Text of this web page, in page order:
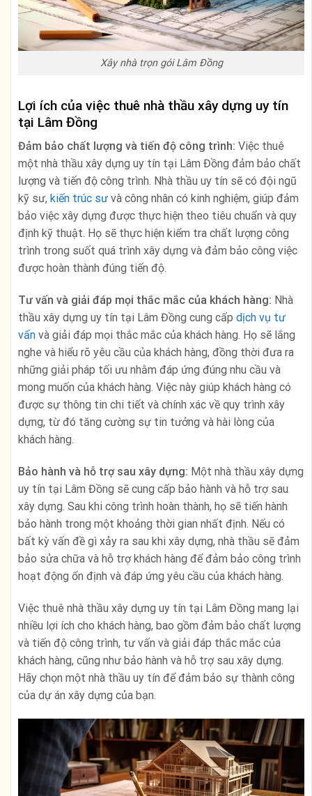
Xây nhà trọn gói Lâm Đồng
Lợi ích của việc thuê nhà thầu xây dựng uy tín
tại Lâm Đồng
Đảm bảo chất lượng và tiến độ công trình: Việc thuê
một nhà thầu xây dựng uy tín tại Lâm Đồng đảm bảo chất
lượng và tiến độ công trình. Nhà thầu uy tín sẽ có đội ngũ
kỹ sư, kiến trúc sư và công nhân có kinh nghiệm, giúp đảm
bảo việc xây dựng được thực hiện theo tiêu chuẩn và quy
định kỹ thuật. Họ sẽ thực hiện kiểm tra chất lượng công
trình trong suốt quá trình xây dựng và đảm bảo công việc
được hoàn thành đúng tiến độ.
Tư vấn và giải đáp mọi thắc mắc của khách hàng: Nhà
thầu xây dựng uy tín tại Lâm Đồng cung cấp dịch vụ tư
vấn và giải đáp mọi thắc mắc của khách hàng. Họ sẽ lắng
nghe và hiểu rõ yêu cầu của khách hàng, đồng thời đưa ra
những giải pháp tối ưu nhằm đáp ứng đúng nhu cầu và
mong muốn của khách hàng. Việc này giúp khách hàng có
được sự thông tin chi tiết và chính xác về quy trình xây
dựng, từ đó tăng cường sự tin tưởng và hài lòng của
khách hàng.
Bảo hành và hỗ trợ sau xây dựng: Một nhà thầu xây dựng
uy tín tại Lâm Đồng sẽ cung cấp bảo hành và hỗ trợ sau
xây dựng. Sau khi công trình hoàn thành, họ sẽ tiến hành
bảo hành trong một khoảng thời gian nhất định. Nếu có
bất kỳ vấn đề gì xảy ra sau khi xây dựng, nhà thầu sẽ đảm
bảo sửa chữa và hỗ trợ khách hàng để đảm bảo công trình
hoạt động ổn định và đáp ứng yêu cầu của khách hàng.
Việc thuê nhà thầu xây dựng uy tín tại Lâm Đồng mang lại
nhiều lợi ích cho khách hàng, bao gồm đảm bảo chất lượng
và tiến độ công trình, tư vấn và giải đáp thắc mắc của
khách hàng, cũng như bảo hành và hỗ trợ sau xây dựng.
Hãy chọn một nhà thầu uy tín để đảm bảo sự thành công
của dự án xây dựng của bạn.